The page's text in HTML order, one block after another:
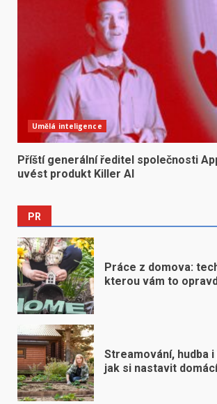
Umělá inteligence
Příští generální ředitel společnosti
uvést produkt Killer AI
PR
Práce z domova:
kterou vám to
Streamování, hudba
jak si nastavit